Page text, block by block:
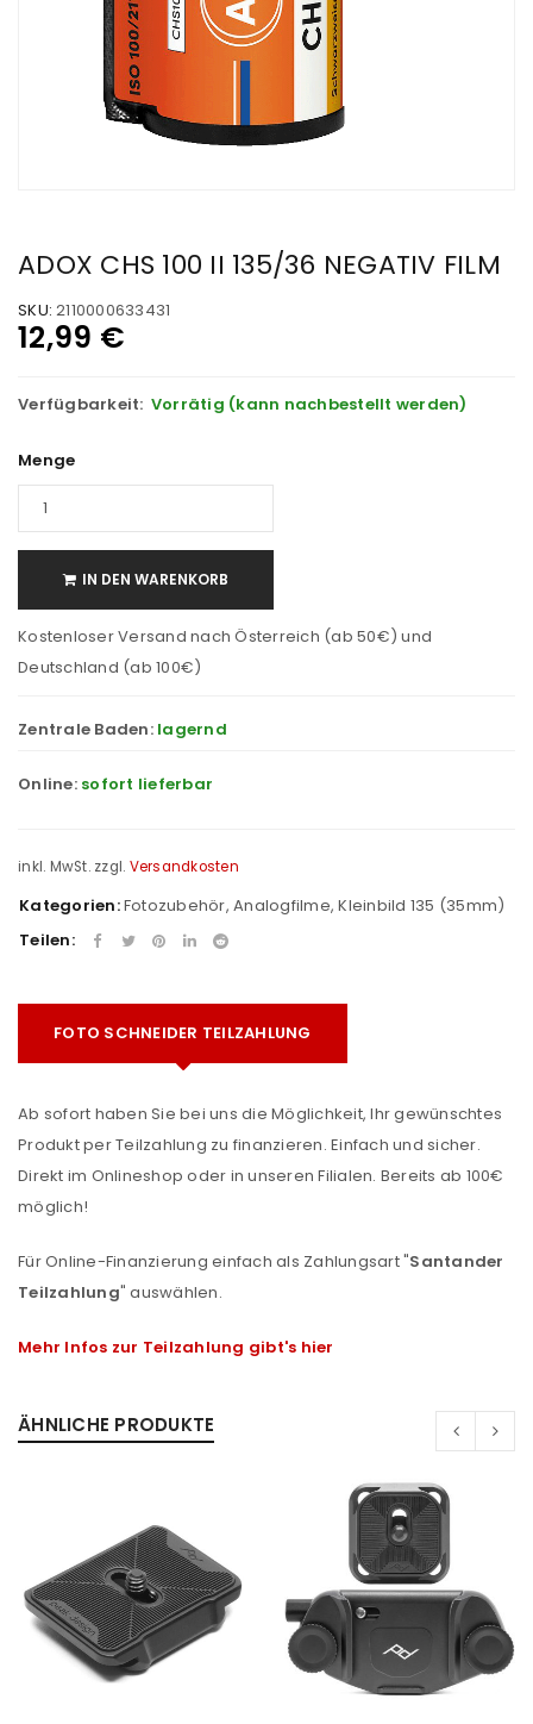
ADOX CHS 100 II 135/36 NEGATIV FILM
SKU: 2110000633431
12,99 €
Verfügbarkeit: Vorrätig (kann nachbestellt werden)
Menge
IN DEN WARENKORB
Kostenloser Versand nach Österreich (ab 50€) und
Deutschland (ab 100€)
Zentrale Baden: lagernd
Online: sofort lieferbar
inkl. MwSt. zzgl. Versandkosten
Kategorien:Fotozubehör, Analogfilme,Kleinbild 135 (35mm)
Teilen:
FOTO SCHNEIDER TEILZAHLUNG
Ab sofort haben Sie bei uns die Möglichkeit, Ihr gewünschtes
Produkt per Teilzahlung zu finanzieren. Einfach und sicher.
Direkt im Onlineshop oder in unseren Filialen. Bereits ab 100€
möglich!
Für Online-Finanzierung einfach als Zahlungsart "Santander
Teilzahlung" auswählen.
Mehr Infos zur Teilzahlung gibt's hier
ÄHNLICHE PRODUKTE